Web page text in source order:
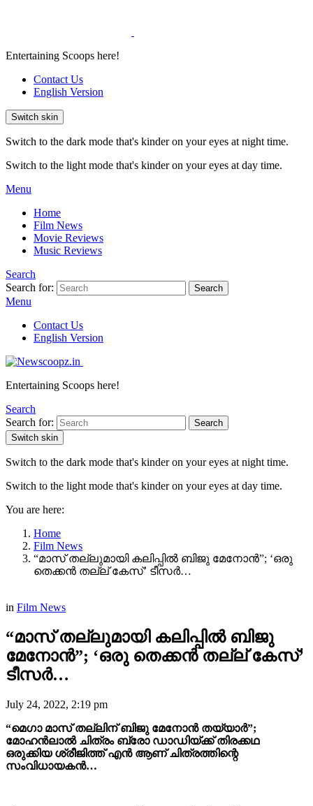
Entertaining Scoops here!
Contact Us
English Version
Switch skin
Switch to the dark mode that's kinder on your eyes at night time.
Switch to the light mode that's kinder on your eyes at day time.
Menu
Home
Film News
Movie Reviews
Music Reviews
Search
Search for:
Search
Menu
Contact Us
English Version
Entertaining Scoops here!
Search
Search for:
Search
Switch skin
Switch to the dark mode that's kinder on your eyes at night time.
Switch to the light mode that's kinder on your eyes at day time.
You are here:
Home
Film News
“മാസ് തല്ലുമായി കലിപ്പിൽ ബിജു മേനോൻ”; ‘ഒരു
തെക്കൻ തല്ല് കേസ്’ ടീസര്‍…
in Film News
“മാസ് തല്ലുമായി കലിപ്പിൽ ബിജു
മേനോൻ”; ‘ഒരു തെക്കൻ തല്ല് കേസ്’
ടീസര്‍…
July 24, 2022, 2:19 pm
“മെഗാ മാസ് തല്ലിന് ബിജു മേനോൻ തയ്യാർ”;
മോഹൻലാൽ ചിത്രം ബ്രോ ഡാഡിയ്ക്ക് തിരക്കഥ
ഒരുക്കിയ ശ്രീജിത്ത് എൻ ആണ് ചിത്രത്തിന്റെ
സംവിധായകൻ…